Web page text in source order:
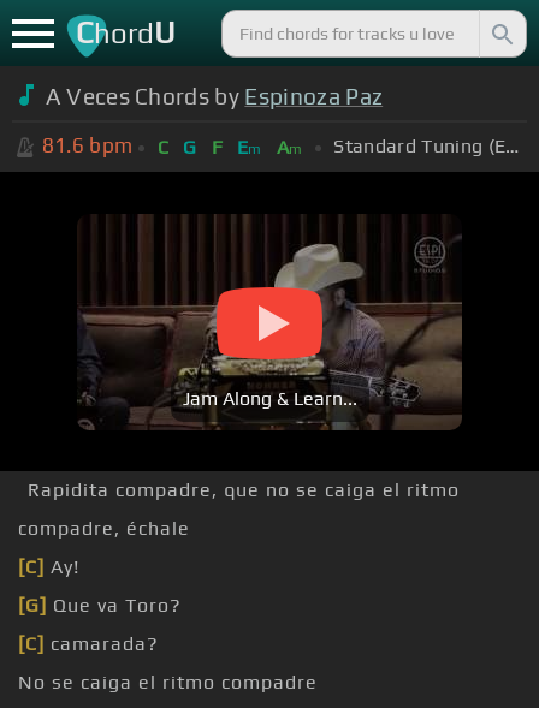
ChordU
A Veces Chords by Espinoza Paz
81.6 bpm C G F Em Am Standard Tuning (EADGBE)
Jam Along & Learn...
Rapidita compadre, que no se caiga el ritmo
compadre, échale
[C] Ay!
[G] Que va Toro?
[C] camarada?
No se caiga el ritmo compadre